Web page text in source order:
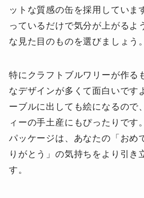
ットな質感の缶を採用していま
っているだけで気分が上がるよ
な見た目のものを選びましょう。
特にクラフトブルワリーが作る
なデザインが多くて面白いです
ーブルに出しても絵になるので
ィーの手土産にもぴったりです
パッケージは、あなたの「おめ
りがとう」の気持ちをより引き
す。